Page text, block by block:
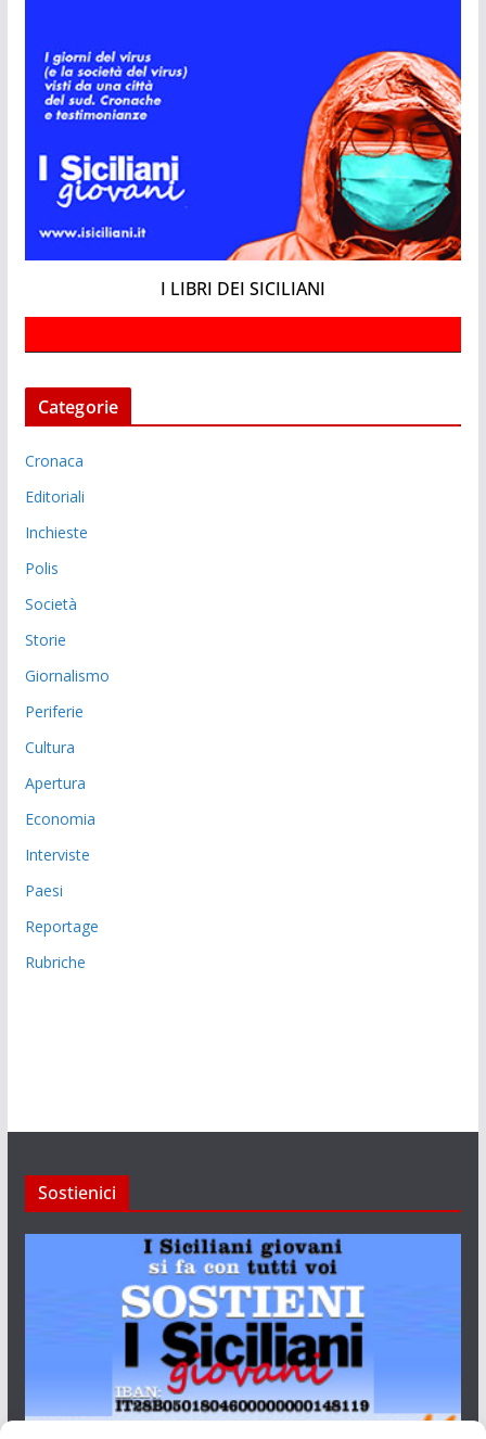
I LIBRI DEI SICILIANI
Categorie
Cronaca
Editoriali
Inchieste
Polis
Società
Storie
Giornalismo
Periferie
Cultura
Apertura
Economia
Interviste
Paesi
Reportage
Rubriche
Sostienici